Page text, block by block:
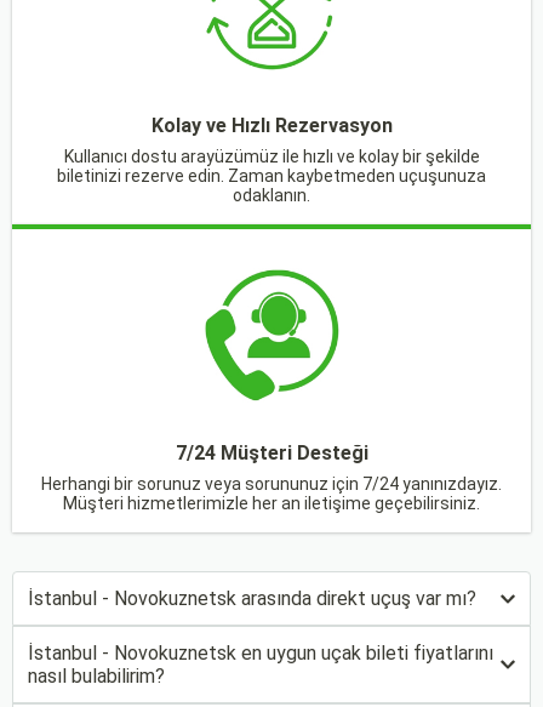
Kolay ve Hızlı Rezervasyon
Kullanıcı dostu arayüzümüz ile hızlı ve kolay bir şekilde
biletinizi rezerve edin. Zaman kaybetmeden uçuşunuza
odaklanın.
7/24 Müşteri Desteği
Herhangi bir sorunuz veya sorununuz için 7/24 yanınızdayız.
Müşteri hizmetlerimizle her an iletişime geçebilirsiniz.
İstanbul - Novokuznetsk arasında direkt uçuş var mı?
İstanbul - Novokuznetsk en uygun uçak bileti fiyatlarını
nasıl bulabilirim?